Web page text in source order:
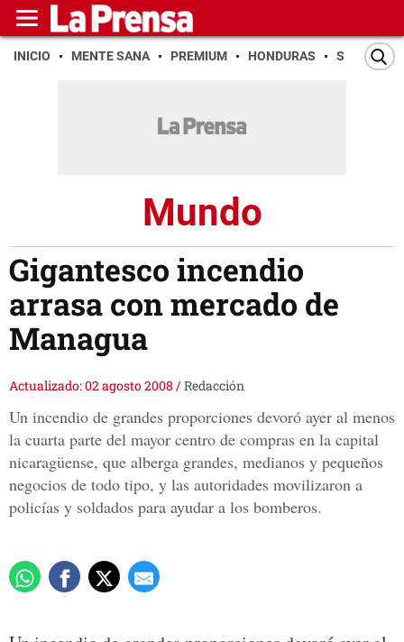
INICIO MENTE SANA PREMIUM HONDURAS SAN PEDRO
Mundo
Gigantesco incendio
arrasa con mercado de
Managua
Actualizado: 02 agosto 2008 /Redacción
Un incendio de grandes proporciones devoró ayer al menos
la cuarta parte del mayor centro de compras en la capital
nicaragüense, que alberga grandes, medianos y pequeños
negocios de todo tipo, y las autoridades movilizaron a
policías y soldados para ayudar a los bomberos.